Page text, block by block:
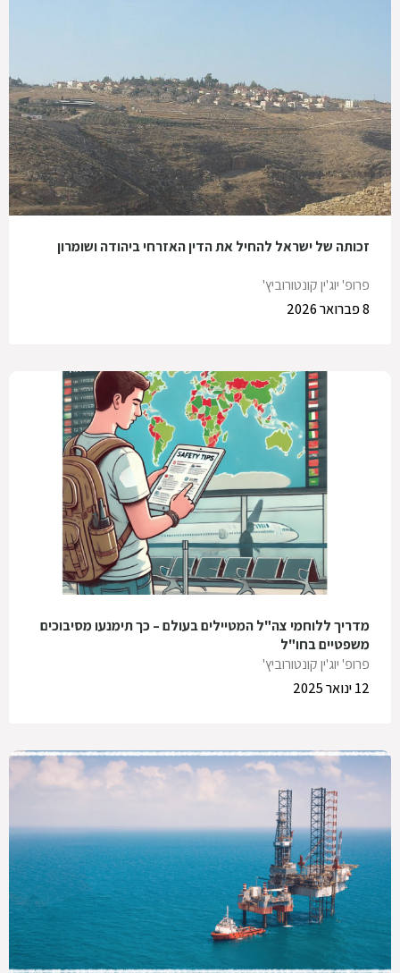
זכותה של ישראל להחיל את הדין האזרחי ביהודה ושומרון
פרופ' יוג'ין קונטורוביץ'
8 פברואר 2026
מדריך ללוחמי צה"ל המטיילים בעולם – כך תימנעו מסיבוכים
משפטיים בחו"ל
פרופ' יוג'ין קונטורוביץ'
12 ינואר 2025